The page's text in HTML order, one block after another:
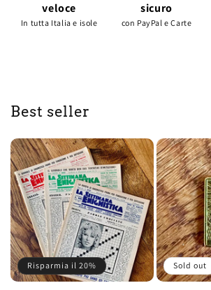
veloce
In tutta Italia e isole
sicuro
con PayPal e Carte
Best seller
Risparmia il 20% Sold out